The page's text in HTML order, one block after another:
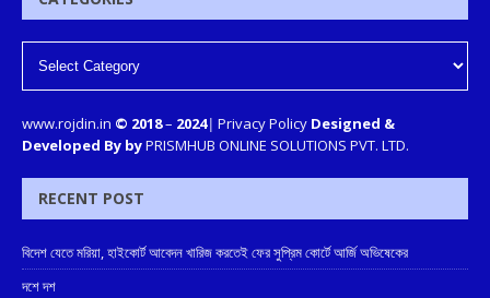
www.rojdin.in © 2018– 2024| Privacy Policy Designed &
Developed By byPRISMHUB ONLINE SOLUTIONS PVT. LTD.
RECENT POST
বিদেশ যেতে মরিয়া, হাইকোর্ট আবেদন খারিজ করতেই ফের সুপ্রিম কোর্টে আর্জি অভিষেকের
দশে দশ